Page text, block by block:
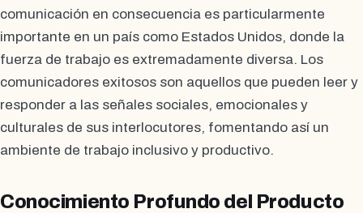
comunicación en consecuencia es particularmente
importante en un país como Estados Unidos, donde la
fuerza de trabajo es extremadamente diversa. Los
comunicadores exitosos son aquellos que pueden leer y
responder a las señales sociales, emocionales y
culturales de sus interlocutores, fomentando así un
ambiente de trabajo inclusivo y productivo.
Conocimiento Profundo del Producto